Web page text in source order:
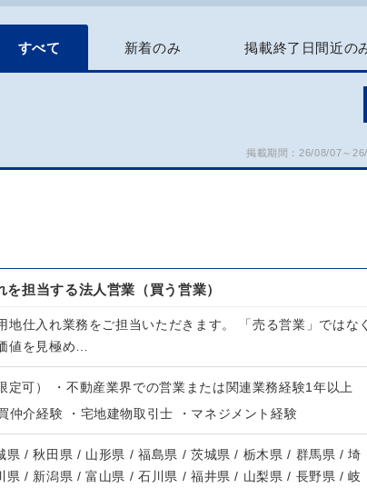
すべて 新着のみ 掲載終了日間近の
掲載期間：26/08/07～
担当する法人営業（買う営業）
地仕入れ業務をご担当いただきます。 「売る営業」ではな
値を見極め…
定可） ・不動産業界での営業または関連業務経験1年以上
仲介経験 ・宅地建物取引士 ・マネジメント経験
県 / 秋田県 / 山形県 / 福島県 / 茨城県 / 栃木県 / 群馬県 / 埼
県 / 新潟県 / 富山県 / 石川県 / 福井県 / 山梨県 / 長野県 / 岐